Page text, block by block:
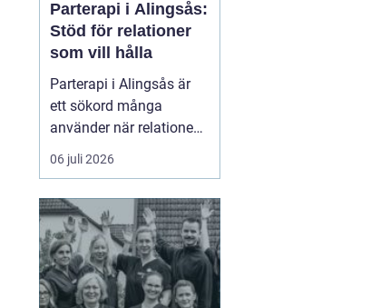
Parterapi i Alingsås:
Stöd för relationer
som vill hålla
Parterapi i Alingsås är
ett sökord många
använder när relationen
börjar skava och
vardagen känns mer
samarbete. När
konflikter upprepas,
tystnaden växer eller
avståndet kä...
06 juli 2026